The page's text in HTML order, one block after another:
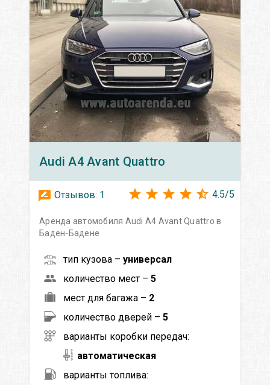
Audi A4 Avant Quattro
Отзывов: 1 4.5/5
Аренда автомобиля Audi A4 Avant Quattro в
Баден-Бадене
тип кузова – универсал
количество мест – 5
мест для багажа – 2
количество дверей – 5
варианты коробки передач:
автоматическая
варианты топлива: